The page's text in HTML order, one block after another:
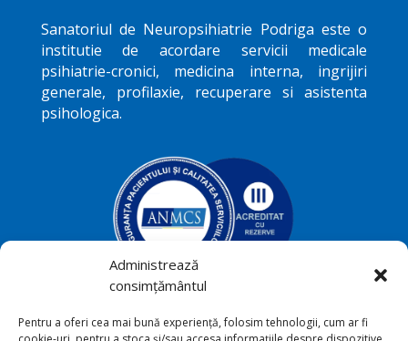
Administrează
consimțământul
Pentru a oferi cea mai bună experiență, folosim tehnologii, cum ar fi
Sanatoriul de Neuropsihiatrie Podriga este o
institutie de acordare servicii medicale
psihiatrie-cronici, medicina interna, ingrijiri
generale, profilaxie, recuperare si asistenta
psihologica.

Podriga, com. Draguseni, jud.